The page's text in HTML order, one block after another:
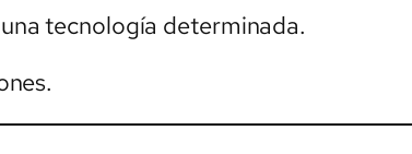
tecnología determinada.